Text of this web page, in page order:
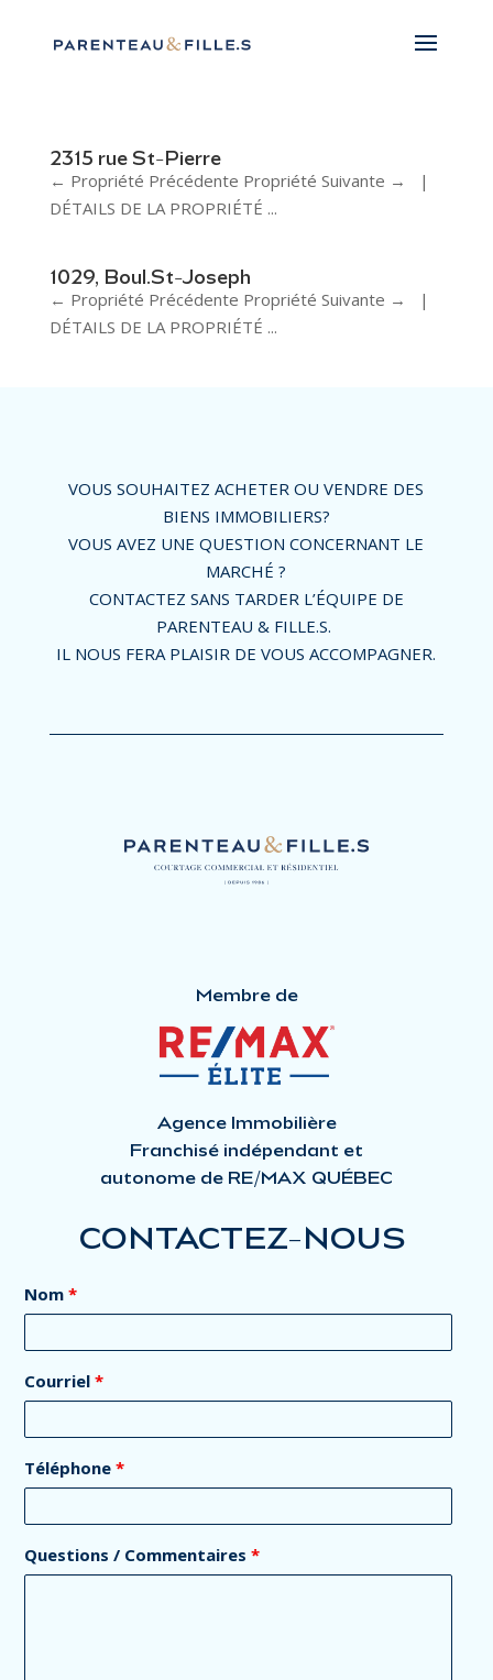
2315 rue St-Pierre
← Propriété Précédente Propriété Suivante → |
DÉTAILS DE LA PROPRIÉTÉ ...
1029, Boul.St-Joseph
← Propriété Précédente Propriété Suivante → |
DÉTAILS DE LA PROPRIÉTÉ ...
VOUS SOUHAITEZ ACHETER OU VENDRE DES
BIENS IMMOBILIERS?
VOUS AVEZ UNE QUESTION CONCERNANT LE
MARCHÉ ?
CONTACTEZ SANS TARDER L’ÉQUIPE DE
PARENTEAU & FILLE.S.
IL NOUS FERA PLAISIR DE VOUS ACCOMPAGNER.
Membre de
Agence Immobilière
Franchisé indépendant et
autonome de RE/MAX QUÉBEC
CONTACTEZ-NOUS
Nom*
Courriel*
Téléphone*
Questions / Commentaires*